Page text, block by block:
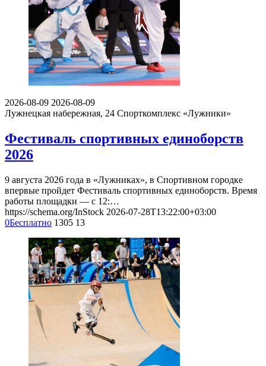
2026-08-09 2026-08-09
Лужнецкая набережная, 24 Спорткомплекс «Лужники»
Фестиваль спортивных единоборств
2026
9 августа 2026 года в «Лужниках», в Спортивном городке
впервые пройдет Фестиваль спортивных единоборств. Время
работы площадки — с 12:…
https://schema.org/InStock 2026-07-28T13:22:00+03:00
0Бесплатно 1305 13